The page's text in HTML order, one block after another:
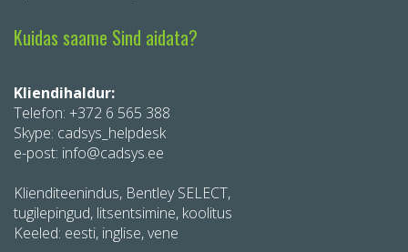
Kuidas saame Sind aidata?
Kliendihaldur:
Telefon: +372 6 565 388
Skype: cadsys_helpdesk
e-post: info@cadsys.ee
Klienditeenindus, Bentley SELECT,
tugilepingud, litsentsimine, koolitus
Keeled: eesti, inglise, vene